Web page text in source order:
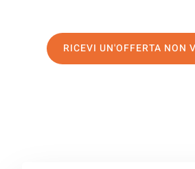
RICEVI UN'OFFERTA NON